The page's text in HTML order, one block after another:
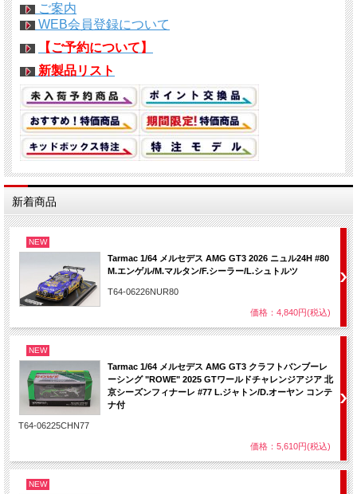
ご案内
WEB会員登録について
【ご予約について】
新製品リスト
新着商品
NEW
Tarmac 1/64 メルセデス AMG GT3 2026 ニュル24H #80
M.エンゲル/M.マルタン/F.シーラー/L.シュトルツ
T64-06226NUR80
価格：4,840円(税込)
NEW
Tarmac 1/64 メルセデス AMG GT3 クラフトバンブーレ
ーシング "ROWE" 2025 GTワールドチャレンジアジア 北
京シーズンフィナーレ #77 L.ジャトン/D.オーヤン コンテ
ナ付
T64-06225CHN77
価格：5,610円(税込)
NEW